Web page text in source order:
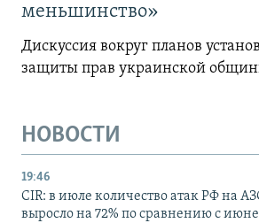
меньшинство»
Дискуссия вокруг планов
защиты прав украинской
НОВОСТИ
19:46
CIR: в июле количество атак РФ на
выросло на 72% по сравнению с